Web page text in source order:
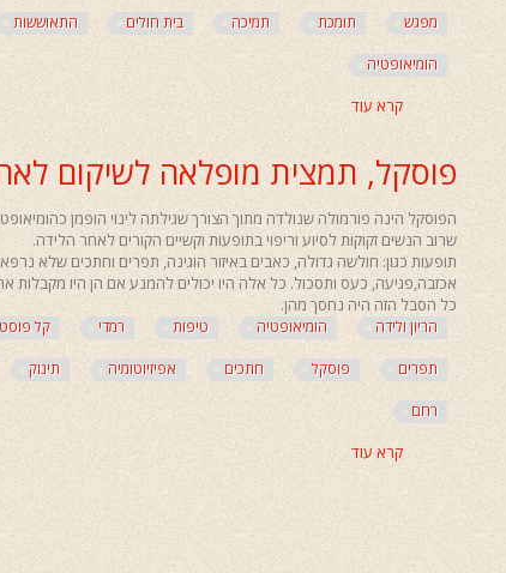
מפגש תומכת תמיכה בית חולים התאוששות
הומיאופטיה
קרא עוד
לידה
–
חשיבות
ההכנה
הרגשית
וכלים
להתמודדות
פוסקל, תמצית מופלאה לשיקום
הפוסקל הינה פורמולה שנולדה מתוך הצורך שגילתה לינוי הופמן
שרוב הנשים זקוקות לסיוע וריפוי בתופעות וקשיים הקורים לאחר הלידה.
תופעות כגון: חולשה גדולה, כאבים באיזור הוגינה, תפרים וחתכים שלא
אכזבה,פגיעה, כעס ותסכול. כל אלה היו יכולים להמנע אם הן היו
כל הסבל הזה היה נחסך מהן.
הריון ולידה הומיאופטיה טיפות רמדי קל פוסט
תפרים פוסקל חתכים אפיזיוטומיה תינוק
רחם
קרא עוד אודות
פוסקל,
תמצית
מופלאה
לשיקום
לאחר
היפוך עובר
שיאצו
עיסוי לפתיחת הלב
עיסוי תינוקות
רפואה סינית
שיאצו
פרחי באך
רייקי
וורטקסהילינג
ריפוי מרחוק
טיפול מתנה
תמיכה בלידה (דולה)
קורס הכנה ללידה
השראת לידה (זירוז)
היפוך עובר
סרטוני לידה
סדנאות - שיאצו לזוגות
סדנאות - רייקי
אתרים
ספרים
סרטים
הריון ולידה
הורות
רפואה משלימה
איכות חיים
כתבות שונות
טיפוח אישי
בריאות העור ועזרה ראשונה
תוספי תזונה
משקאות בריאות
הקלה בכאבים